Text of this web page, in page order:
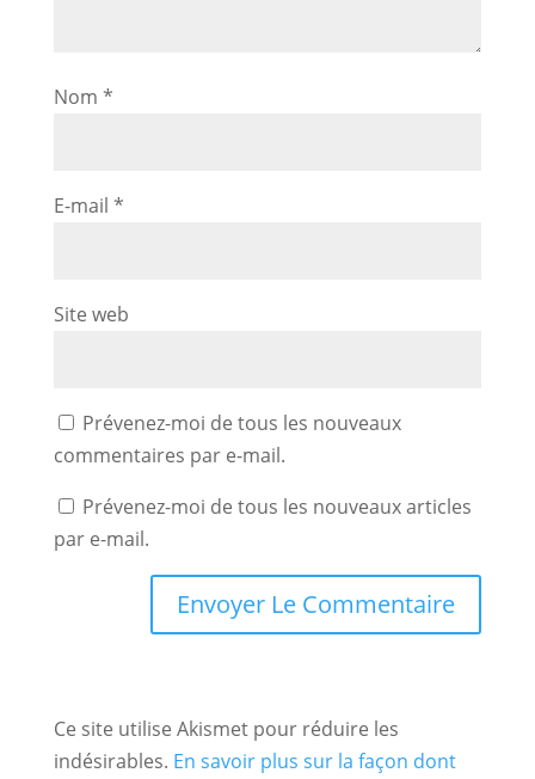
Nom *
E-mail *
Site web
Prévenez-moi de tous les nouveaux
commentaires par e-mail.
Prévenez-moi de tous les nouveaux articles
par e-mail.
Ce site utilise Akismet pour réduire les
indésirables. En savoir plus sur la façon dont